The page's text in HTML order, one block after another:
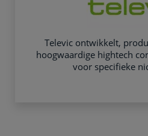
Televic ontwikkelt,
hoogwaardige hightech
voor specifieke